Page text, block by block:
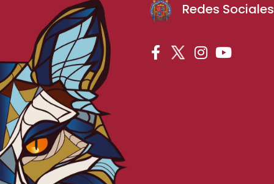
Redes Sociales